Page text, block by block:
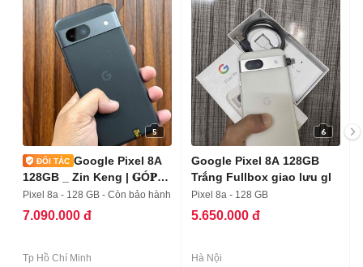
5
Google Pixel 8A
128GB _ Zin Keng | 𝐆Ó𝐏
𝐎𝐍𝐋𝐈𝐍𝐄
Pixel 8a - 128 GB - Còn bảo hành
7.090.000 đ
Tp Hồ Chí Minh
6
Google Pixel 8A 128GB
Trắng Fullbox giao lưu gl
Pixel 8a - 128 GB
5.650.000 đ
Hà Nội